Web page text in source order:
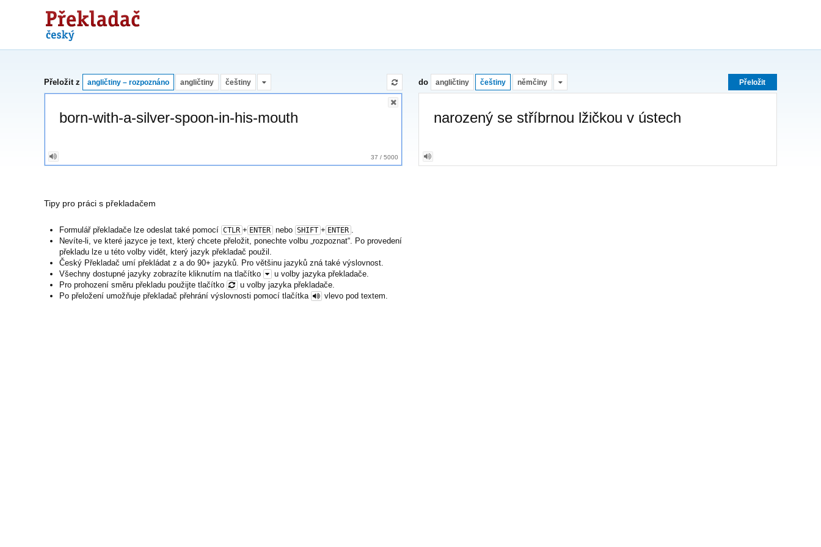
Překladač
Přeložit z angličtiny – rozpoznáno angličtiny češtiny
37 / 5000
do angličtiny češtiny němčiny Přeložit
narozený se stříbrnou lžičkou v ústech
Tipy pro práci s překladačem
Formulář překladače lze odeslat také pomocí CTLR + ENTER nebo SHIFT + ENTER
Nevíte-li, ve které jazyce je text, který chcete přeložit, ponechte volbu „rozpoznat“. Po provedení
překladu lze u této volby vidět, který jazyk překladač použil.
Český Překladač umí překládat z a do 90+ jazyků. Pro většinu jazyků zná také výslovnost.
Všechny dostupné jazyky zobrazíte kliknutím na tlačítko
u volby jazyka překladače.
Pro prohození směru překladu použijte tlačítko
u volby jazyka překladače.
Po přeložení umožňuje překladač přehrání výslovnosti pomocí tlačítka
vlevo pod textem.